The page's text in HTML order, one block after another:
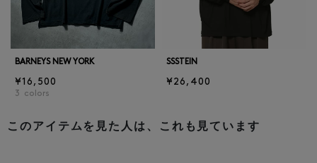
BARNEYS NEW YORK
¥16,500
3 colors
SSSTEIN
¥26,400
このアイテムを見た人は、これも見ています